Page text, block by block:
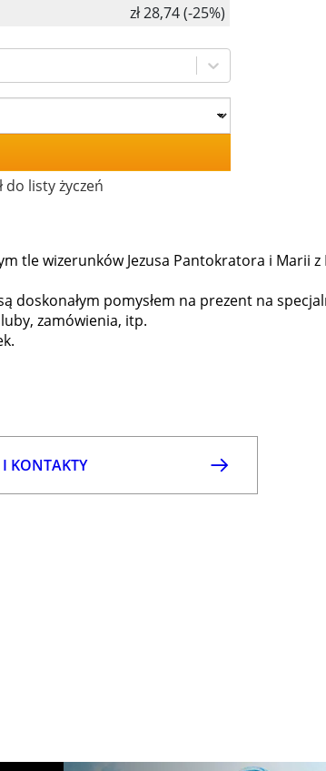
zł 28,74 (-25%)
do listy życzeń
tle wizerunków Jezusa Pantokratora i Marii
doskonałym pomysłem na prezent na
zamówienia, itp.
KONTAKTY